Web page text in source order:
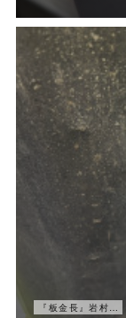
『板金長』岩村ブログ